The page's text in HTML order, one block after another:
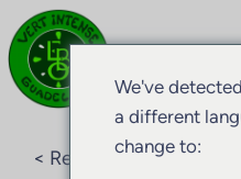
< Retour au blog
We've
a different
change to: